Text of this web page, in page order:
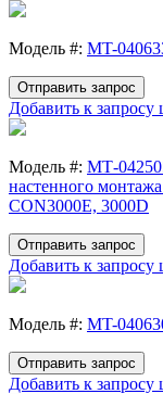
Модель #: MT-
Отправить запрос
Добавить к запросу
Модель #: МТ-
настенного
CON3000E, 3000D
Отправить запрос
Добавить к запросу
Модель #: MT-
Отправить запрос
Добавить к запросу